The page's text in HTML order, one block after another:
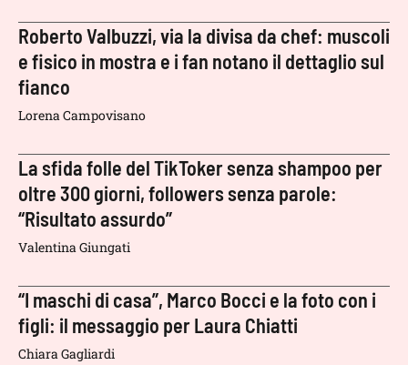
Roberto Valbuzzi, via la divisa da chef: muscoli
e fisico in mostra e i fan notano il dettaglio sul
fianco
Lorena Campovisano
La sfida folle del TikToker senza shampoo per
oltre 300 giorni, followers senza parole:
“Risultato assurdo”
Valentina Giungati
“I maschi di casa”, Marco Bocci e la foto con i
figli: il messaggio per Laura Chiatti
Chiara Gagliardi